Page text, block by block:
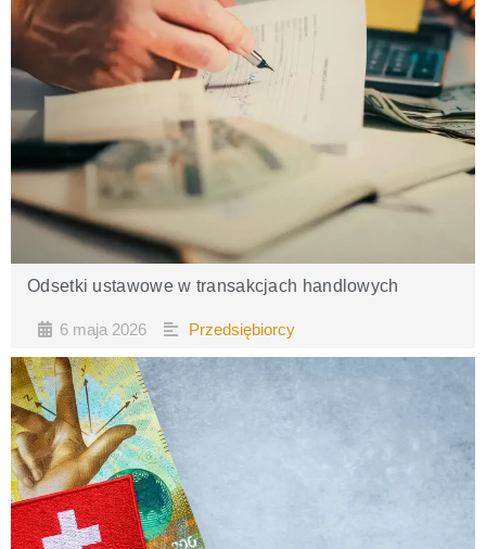
Odsetki ustawowe w transakcjach handlowych​
6 maja 2026 Przedsiębiorcy